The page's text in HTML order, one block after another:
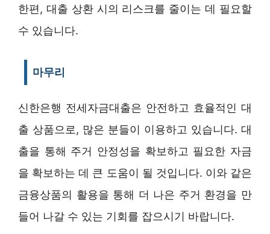
한편, 대출 상환 시의 리스크를 줄이는 데 필요할
수 있습니다.
마무리
신한은행 전세자금대출은 안전하고 효율적인 대
출 상품으로, 많은 분들이 이용하고 있습니다. 대
출을 통해 주거 안정성을 확보하고 필요한 자금
을 확보하는 데 큰 도움이 될 것입니다. 이와 같은
금융상품의 활용을 통해 더 나은 주거 환경을 만
들어 나갈 수 있는 기회를 잡으시기 바랍니다.